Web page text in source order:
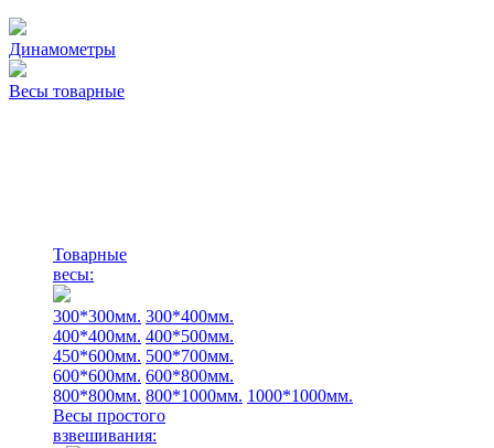
Динамометры
Весы товарные
Товарные
весы:
300*300мм. 300*400мм.
400*400мм. 400*500мм.
450*600мм. 500*700мм.
600*600мм. 600*800мм.
800*800мм. 800*1000мм. 1000*1000мм.
Весы простого
взвешивания: